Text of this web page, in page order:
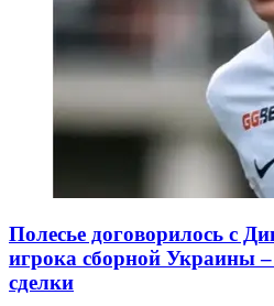
Полесье договорилось с
игрока сборной Украины –
сделки